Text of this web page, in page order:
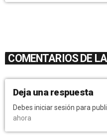
COMENTARIOS DE
Deja una respuesta
Debes iniciar sesión para
ahora